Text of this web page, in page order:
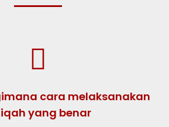
cara melaksanakan
yang benar